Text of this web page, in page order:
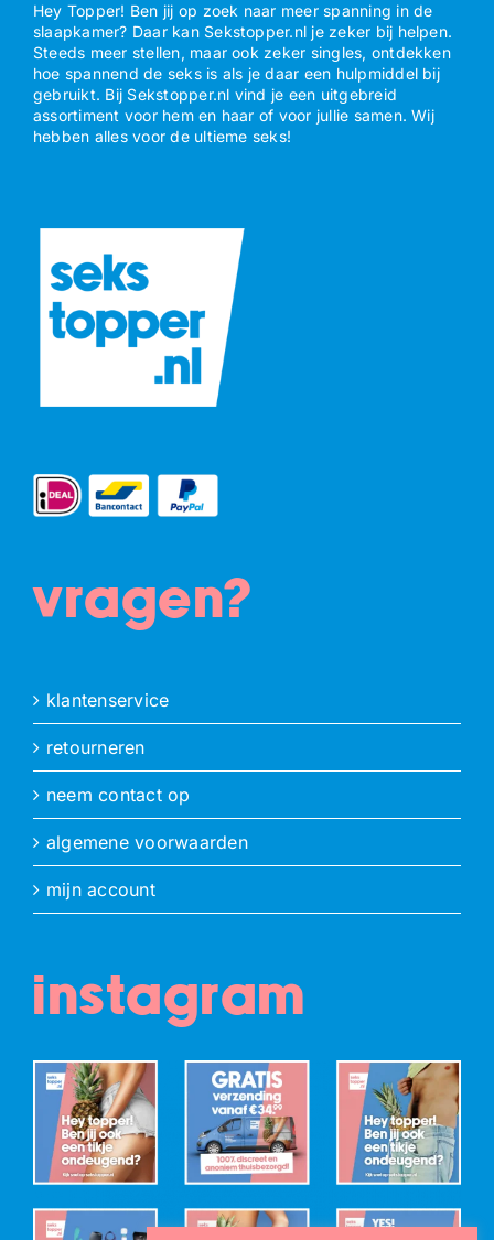
Hey Topper! Ben jij op zoek naar meer spanning in de
slaapkamer? Daar kan Sekstopper.nl je zeker bij helpen.
Steeds meer stellen, maar ook zeker singles, ontdekken
hoe spannend de seks is als je daar een hulpmiddel bij
gebruikt. Bij Sekstopper.nl vind je een uitgebreid
assortiment voor hem en haar of voor jullie samen. Wij
hebben alles voor de ultieme seks!
vragen?
klantenservice
retourneren
neem contact op
algemene voorwaarden
mijn account
instagram